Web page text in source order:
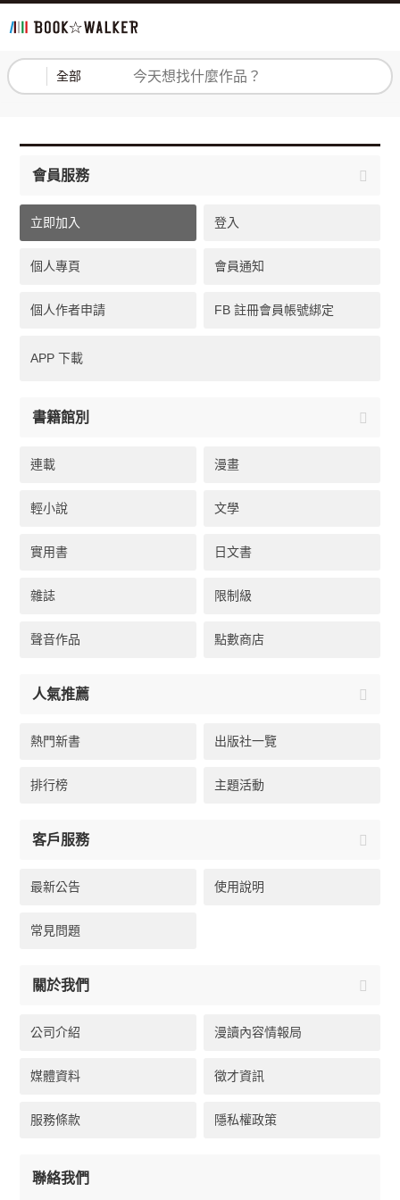
全部 登入 註冊
會員服務
立即加入 登入
個人專頁 會員通知
個人作者申請 FB 註冊會員帳號綁定
APP 下載
書籍館別
連載 漫畫
輕小說 文學
實用書 日文書
雜誌 限制級
聲音作品 點數商店
人氣推薦
熱門新書 出版社一覽
排行榜 主題活動
客戶服務
最新公告 使用說明
常見問題
關於我們
公司介紹 漫讀內容情報局
媒體資料 徵才資訊
服務條款 隱私權政策
聯絡我們